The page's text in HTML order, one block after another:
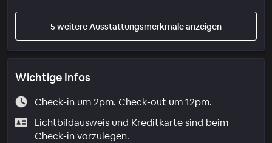
5 weitere Ausstattungsmerkmale anzeigen
Wichtige Infos
Check-in um 2pm. Check-out um 12pm.
Lichtbildausweis und Kreditkarte sind beim
Check-in vorzulegen.